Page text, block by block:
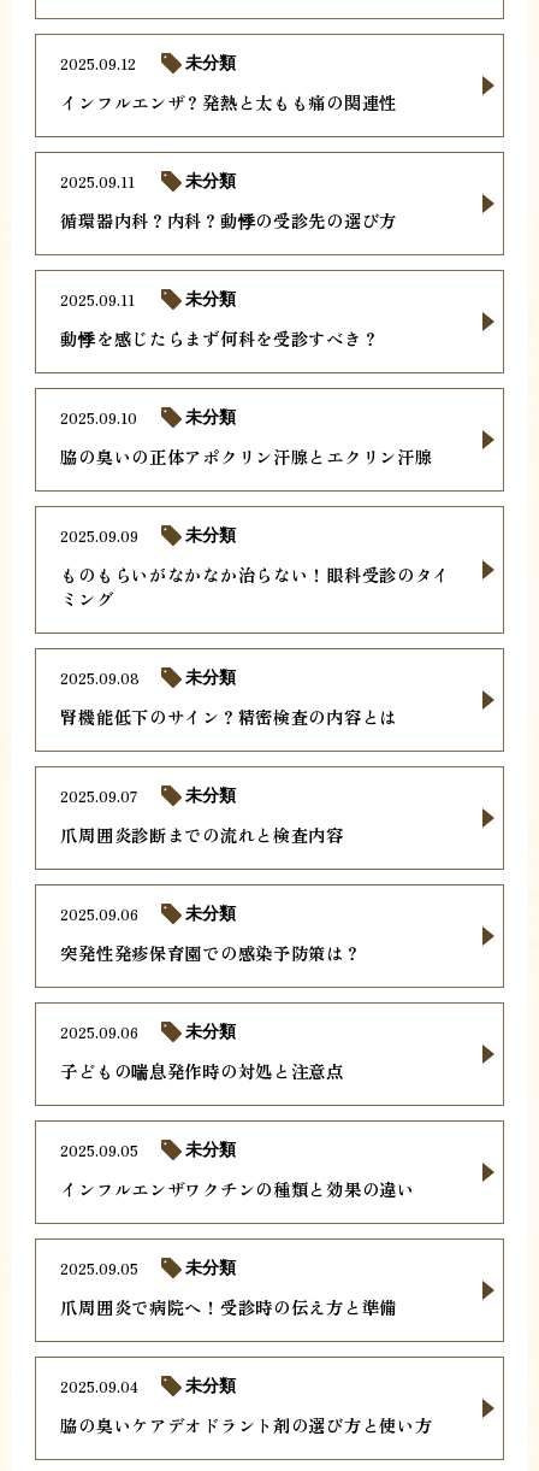
インフルエンザ？発熱と太もも痛の関連性
2025.09.12 未分類
循環器内科？内科？動悸の受診先の選び方
2025.09.11 未分類
動悸を感じたらまず何科を受診すべき？
2025.09.11 未分類
脇の臭いの正体アポクリン汗腺とエクリン汗腺
2025.09.10 未分類
ものもらいがなかなか治らない！眼科受診のタイ
ミング
2025.09.09 未分類
腎機能低下のサイン？精密検査の内容とは
2025.09.08 未分類
爪周囲炎診断までの流れと検査内容
2025.09.07 未分類
突発性発疹保育園での感染予防策は？
2025.09.06 未分類
子どもの喘息発作時の対処と注意点
2025.09.06 未分類
インフルエンザワクチンの種類と効果の違い
2025.09.05 未分類
爪周囲炎で病院へ！受診時の伝え方と準備
2025.09.05 未分類
脇の臭いケアデオドラント剤の選び方と使い方
2025.09.04 未分類